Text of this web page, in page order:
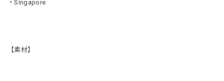
・Singapore
【素材】